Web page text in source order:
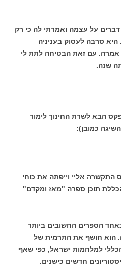
על עצמה ואמרתי לה כי רק
היא סרבה לעסוק בעניניה
עם זאת הבטיחה לתת לי
שנה.
הבא לשרת החינוך לימור
כמובן):
התקשרה אליי וייפתה את כוחי
תוכן ספרה "מאז ומקדם"
הספרים החשובים ביותר
הוא חושף את התרמית של
למלחמות ישראל, כפי שאף
חדשים כישנים.